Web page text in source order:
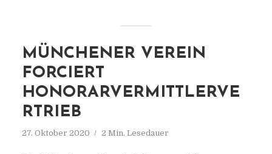
MÜNCHENER VEREIN
FORCIERT
HONORARVERMITTLERVE
RTRIEB
27. Oktober 2020 2 Min. Lesedauer